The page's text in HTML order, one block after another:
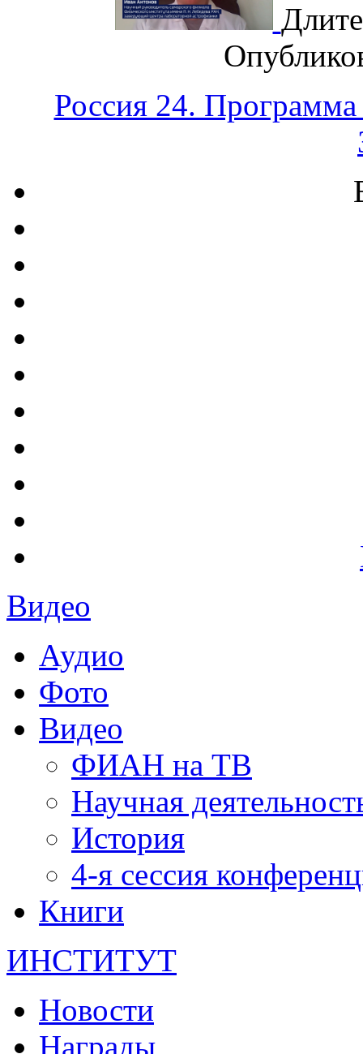
Россия 24.
Видео
Аудио
Фото
Видео
ФИАН на ТВ
Научная
История
4-я сессия
Книги
ИНСТИТУТ
Новости
Награды